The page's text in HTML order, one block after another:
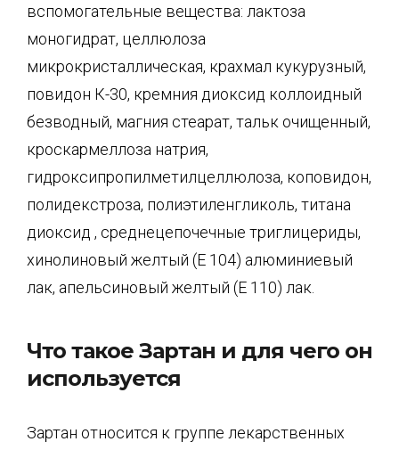
вспомогательные вещества: лактоза
моногидрат, целлюлоза
микрокристаллическая, крахмал кукурузный,
повидон К-30, кремния диоксид коллоидный
безводный, магния стеарат, тальк очищенный,
кроскармеллоза натрия,
гидроксипропилметилцеллюлоза, коповидон,
полидекстроза, полиэтиленгликоль, титана
диоксид , среднецепочечные триглицериды,
хинолиновый желтый (Е 104) алюминиевый
лак, апельсиновый желтый (Е 110) лак.
Что такое Зартан и для чего он
используется
Зартан относится к группе лекарственных